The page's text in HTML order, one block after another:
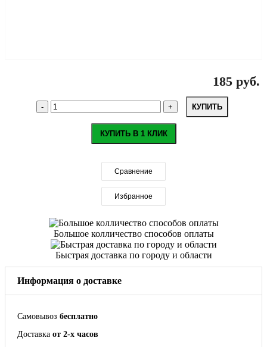
185 руб.
КУПИТЬ
КУПИТЬ В 1 КЛИК
Сравнение
Избранное
Большое колличество способов оплаты
Быстрая доставка по городу и области
Информация о доставке
Самовывоз бесплатно
Доставка от 2-х часов